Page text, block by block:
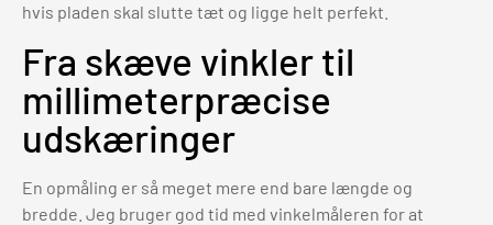
hvis pladen skal slutte tæt og ligge helt perfekt.
Fra skæve vinkler til
millimeterpræcise
udskæringer
En opmåling er så meget mere end bare længde og
bredde. Jeg bruger god tid med vinkelmåleren for at